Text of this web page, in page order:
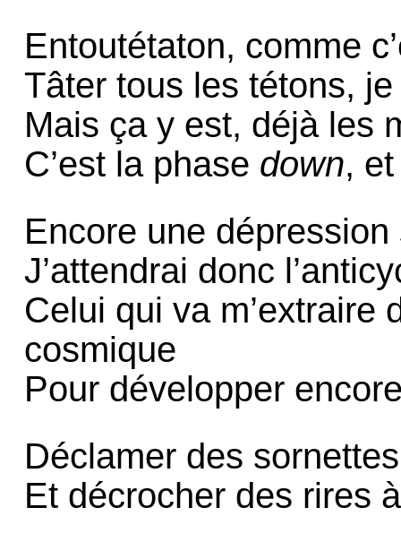
Entoutétaton, comme
Tâter tous les tétons,
Mais ça y est, déjà les
C’est la phase down,
Encore une dépression
J’attendrai donc
Celui qui va m’extraire
cosmique
Pour développer
Déclamer des
Et décrocher des rires